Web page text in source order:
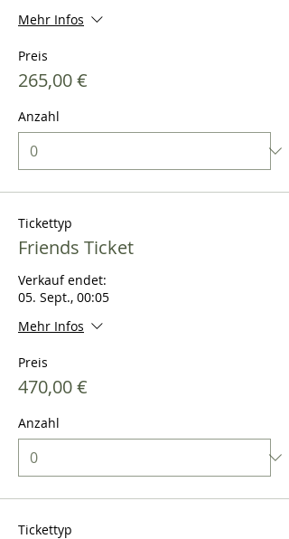
Mehr Infos
Preis
265,00 €
Anzahl
Tickettyp
Friends Ticket
Verkauf endet:
05. Sept., 00:05
Mehr Infos
Preis
470,00 €
Anzahl
Tickettyp